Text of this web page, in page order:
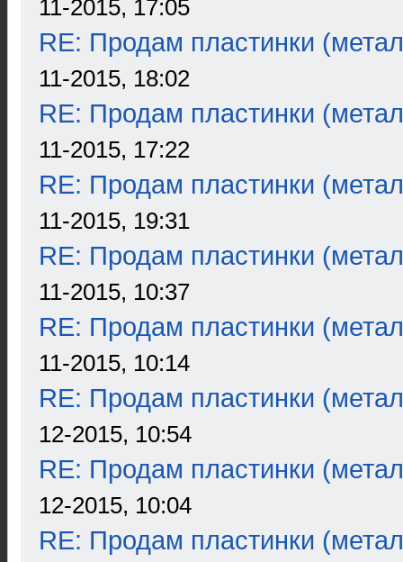
11-2015, 17:05
RE: Продам пластинки
11-2015, 18:02
RE: Продам пластинки
11-2015, 17:22
RE: Продам пластинки
11-2015, 19:31
RE: Продам пластинки
11-2015, 10:37
RE: Продам пластинки
11-2015, 10:14
RE: Продам пластинки
12-2015, 10:54
RE: Продам пластинки
12-2015, 10:04
RE: Продам пластинки